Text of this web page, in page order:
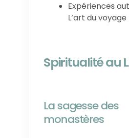
Expériences
L’art du
Spiritualité au
La sagesse des
monastères